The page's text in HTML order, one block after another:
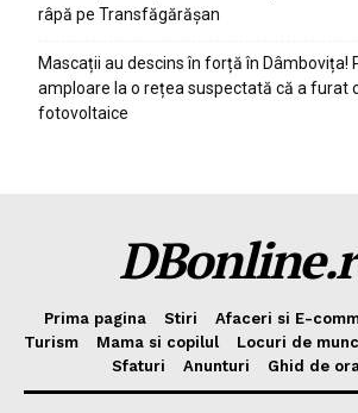
râpă pe Transfăgărășan
Mascații au descins în forță în Dâmbovița!
amploare la o rețea suspectată că a furat
fotovoltaice
Prima pagina Stiri Afaceri si E-
Turism
Mama si copilul Locuri de
Sfaturi
Anunturi Ghid de